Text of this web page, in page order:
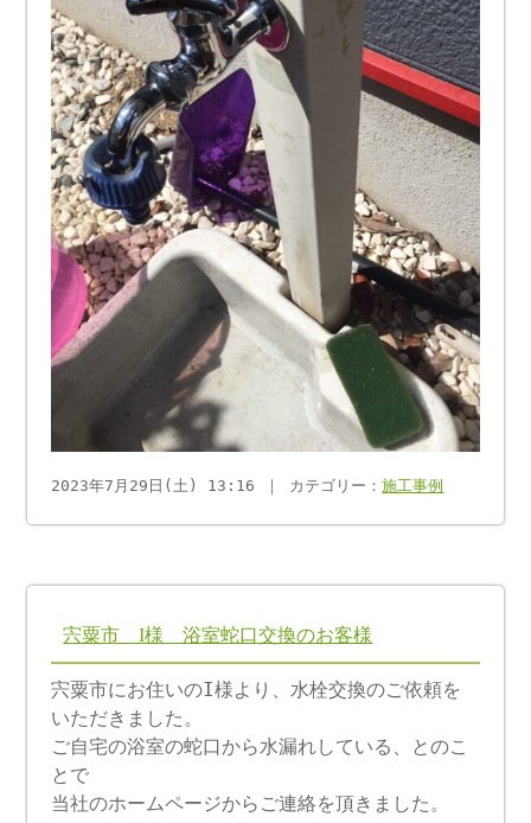
2023年7月29日(土) 13:16 ｜ カテゴリー：施工事例
宍粟市 I様 浴室蛇口交換のお客様
宍粟市にお住いのI様より、水栓交換のご依頼を
いただきました。
ご自宅の浴室の蛇口から水漏れしている、とのこ
とで
当社のホームページからご連絡を頂きました。